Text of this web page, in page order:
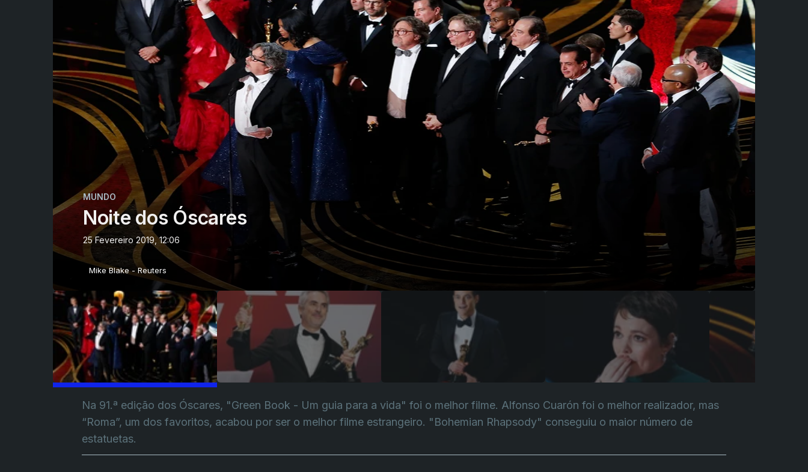
MUNDO
Noite dos Óscares
25 Fevereiro 2019, 12:06
Mike Blake - Reuters
Na 91.ª edição dos Óscares, "Green Book - Um guia para a vida" foi o melhor filme. Alfonso Cuarón foi o melhor realizador, mas
“Roma”, um dos favoritos, acabou por ser o melhor filme estrangeiro. "Bohemian Rhapsody" conseguiu o maior número de
estatuetas.